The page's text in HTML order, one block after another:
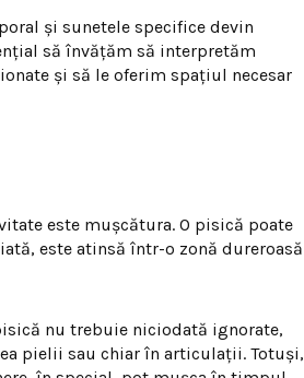
și sunetele specifice devin
să învățăm să interpretăm
și să le oferim spațiul necesar
este mușcătura. O pisică poate
este atinsă într-o zonă dureroasă
nu trebuie niciodată ignorate,
pielii sau chiar în articulații. Totuși,